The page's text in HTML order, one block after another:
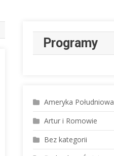
Programy
Ameryka Południowa
Artur i Romowie
Bez kategorii